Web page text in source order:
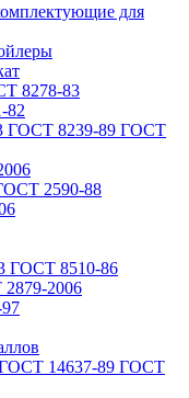
для
8278-83
82
ГОСТ 8239-89 ГОСТ
2590-88
ГОСТ 8510-86
2006
ГОСТ 14637-89 ГОСТ